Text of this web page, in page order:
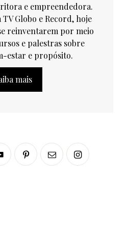
e empreendedora.
Globo e Record, hoje
reinventarem por meio
e palestras sobre
estar e propósito.
mais